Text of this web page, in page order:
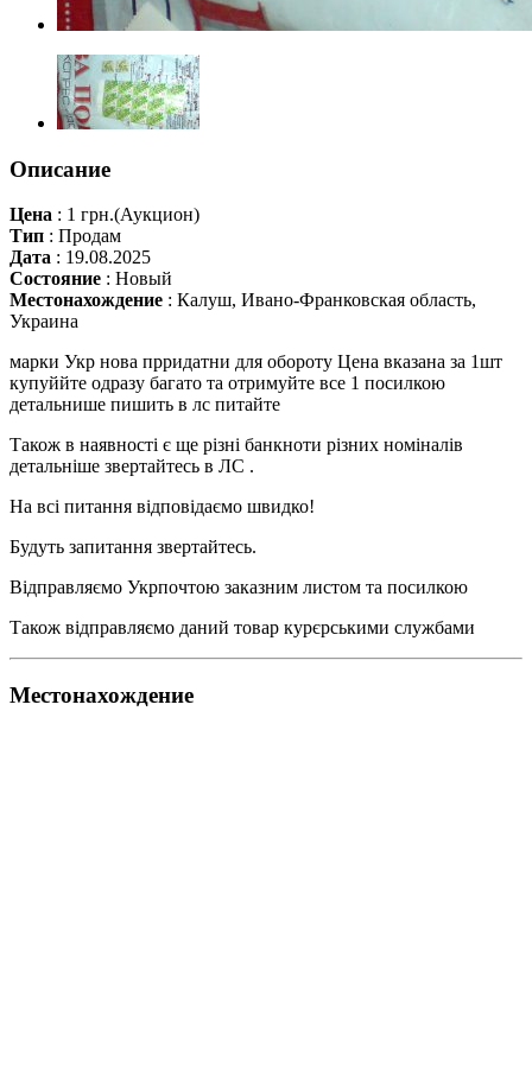
Описание
Цена : 1 грн.(Аукцион)
Тип : Продам
Дата : 19.08.2025
Состояние : Новый
Местонахождение : Калуш, Ивано-Франковская область,
Украина
марки Укр нова прридатни для обороту Цена вказана за 1шт
купуййте одразу багато та отримуйте все 1 посилкою
детальнише пишить в лс питайте
Також в наявності є ще різні банкноти різних номіналів
детальніше звертайтесь в ЛС .
На всі питання відповідаємо швидко!
Будуть запитання звертайтесь.
Відправляємо Укрпочтою заказним листом та посилкою
Також відправляємо даний товар курєрськими службами
Местонахождение